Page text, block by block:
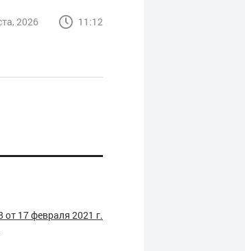
2026 11:12
17 февраля 2021 г.